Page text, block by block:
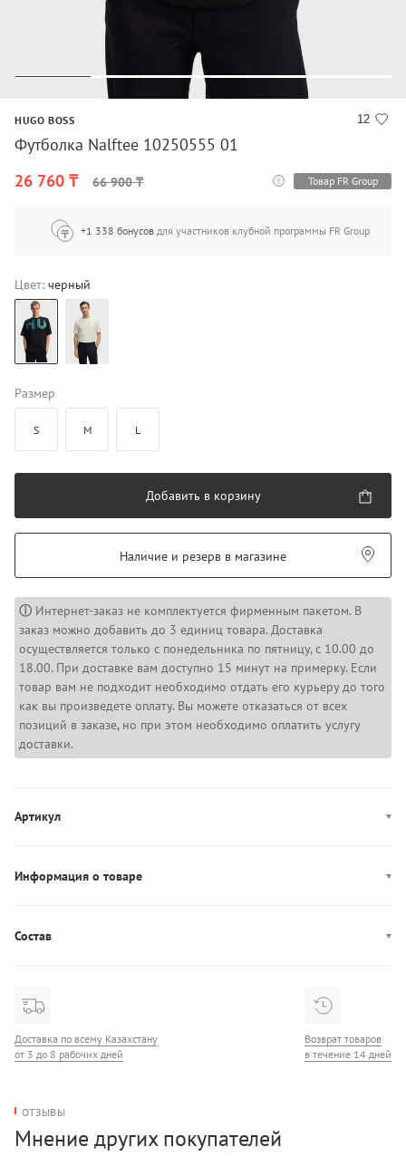
12
HUGO BOSS
Футболка Nalftee 10250555 01
26 760 ₸
66 900 ₸ Товар FR Group
+1 338 бонусов для участников клубной программы FR Group
Цвет: черный
Размер
S M L
Добавить в корзину
Наличие и резерв в магазине
ⓘ Интернет-заказ не комплектуется фирменным пакетом. В
заказ можно добавить до 3 единиц товара. Доставка
осуществляется только с понедельника по пятницу, с 10.00 до
18.00. При доставке вам доступно 15 минут на примерку. Если
товар вам не подходит необходимо отдать его курьеру до того
как вы произведете оплату. Вы можете отказаться от всех
позиций в заказе, но при этом необходимо оплатить услугу
доставки.
Артикул
Информация о товаре
Состав
Доставка по всему Казахстану
от 3 до 8 рабочих дней
Возврат товаров
в течение 14 дней
ОТЗЫВЫ
Мнение других покупателей